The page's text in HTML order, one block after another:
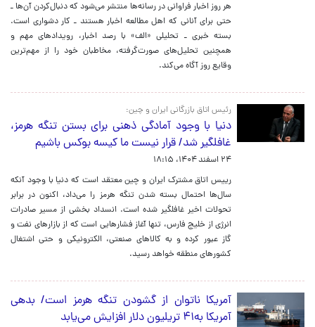
هر روز اخبار فراوانی در رسانه‌ها منتشر می‌شود که دنبال‌کردن آن‌ها ـ
حتی برای آنانی که اهل مطالعه اخبار هستند‌ ـ کار دشواری است.
بسته خبری ـ تحلیلی «الف» با رصد اخبار، رویدادهای مهم و
همچنین تحلیل‌های صورت‌گرفته، مخاطبان خود را از مهم‌ترین
وقایع روز آگاه می‌کند.
رئیس اتاق بازرگانی ایران و چین:
دنیا با وجود آمادگی ذهنی برای بستن تنگه هرمز،
غافلگیر شد/ قرار نیست ما کیسه بوکس باشیم
۲۴ اسفند ۱۴۰۴، ۱۸:۱۵
رییس اتاق مشترک ایران و چین معتقد است که دنیا با وجود آنکه
سال‌ها احتمال بسته شدن تنگه هرمز را می‌داد، اکنون در برابر
تحولات اخیر غافلگیر شده است. انسداد بخشی از مسیر صادرات
انرژی از خلیج فارس، تنها آغاز فشارهایی است که از بازارهای نفت و
گاز عبور کرده و به کالاهای صنعتی، الکترونیکی و حتی اشتغال
کشورهای منطقه خواهد رسید.
آمریکا ناتوان از گشودن تنگه هرمز است/ بدهی
آمریکا به۴۱ تریلیون دلار افزایش می‌یابد